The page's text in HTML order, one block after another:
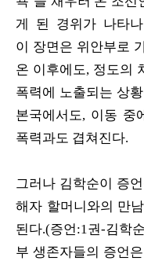
게 된 경위가 나타나
이 장면은 위안부로
온 이후에도, 정도의
폭력에 노출되는 상
본국에서도, 이동 중
폭력과도 겹쳐진다.
그러나 김학순이 증
해자 할머니와의 만
된다.(증언:1권-김학
부 생존자들의 증언